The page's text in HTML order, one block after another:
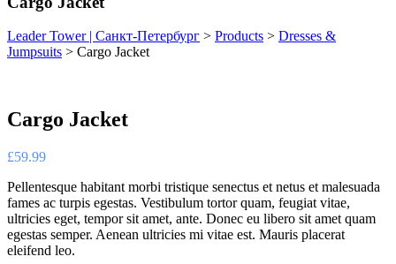
Leader Tower | Санкт-Петербург > Products > Dresses &
Jumpsuits > Cargo Jacket
Cargo Jacket
£59.99
Pellentesque habitant morbi tristique senectus et netus et malesuada
fames ac turpis egestas. Vestibulum tortor quam, feugiat vitae,
ultricies eget, tempor sit amet, ante. Donec eu libero sit amet quam
egestas semper. Aenean ultricies mi vitae est. Mauris placerat
eleifend leo.